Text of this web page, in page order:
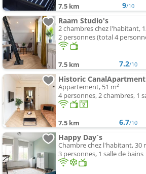
7.5 km 9/10
Raam Studio's
2 chambres chez l'habitant,
2 personnes (total 4
7.5 km 7.2/10
Historic CanalApartment
Appartement, 51 m²
4 personnes, 2 chambres, 1
7.5 km 6.7/10
Happy Day´s
Chambre chez l'habitant, 30
3 personnes, 1 salle de bains